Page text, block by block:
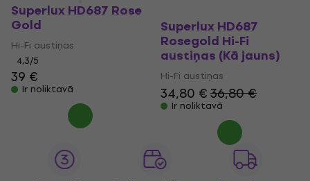
Superlux HD687 Rose
Gold
Hi-Fi austiņas
4,3/5
39 €
Ir noliktavā
Superlux HD687
Rosegold Hi-Fi
austiņas (Kā jauns)
Hi-Fi austiņas
34,80 €36,80 €
Ir noliktavā